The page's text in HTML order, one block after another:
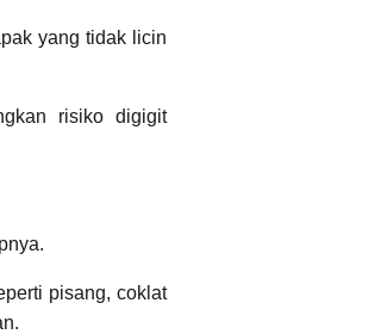
yang tidak licin
risiko digigit
pisang, coklat